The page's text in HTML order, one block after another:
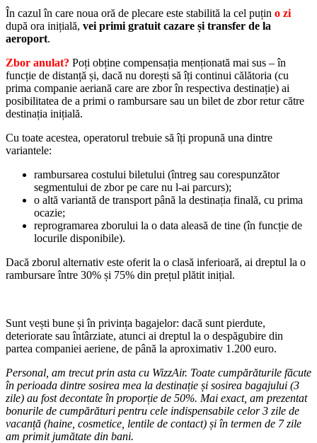
În cazul în care noua oră de plecare este stabilită la cel puțin o zi
după ora inițială, vei primi gratuit cazare și transfer de la
aeroport.
Zbor anulat? Poți obține compensația menționată mai sus – în
funcție de distanță și, dacă nu dorești să îți continui călătoria (cu
prima companie aeriană care are zbor în respectiva destinație) ai
posibilitatea de a primi o rambursare sau un bilet de zbor retur către
destinația inițială.
Cu toate acestea, operatorul trebuie să îți propună una dintre
variantele:
rambursarea costului biletului (întreg sau corespunzător
segmentului de zbor pe care nu l-ai parcurs);
o altă variantă de transport până la destinația finală, cu prima
ocazie;
reprogramarea zborului la o data aleasă de tine (în funcție de
locurile disponibile).
Dacă zborul alternativ este oferit la o clasă inferioară, ai dreptul la o
rambursare între 30% și 75% din prețul plătit inițial.
Sunt vești bune și în privința bagajelor: dacă sunt pierdute,
deteriorate sau întârziate, atunci ai dreptul la o despăgubire din
partea companiei aeriene, de până la aproximativ 1.200 euro.
Personal, am trecut prin asta cu WizzAir. Toate cumpărăturile făcute
în perioada dintre sosirea mea la destinație și sosirea bagajului (3
zile) au fost decontate în proporție de 50%. Mai exact, am prezentat
bonurile de cumpărături pentru cele indispensabile celor 3 zile de
vacanță (haine, cosmetice, lentile de contact) și în termen de 7 zile
am primit jumătate din bani.